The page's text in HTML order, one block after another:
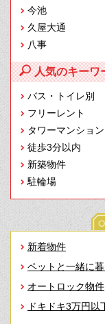
今池
久屋大通
八事
人気のキーワ
バス・トイレ別
フリーレント
タワーマンション
徒歩3分以内
新築物件
駐輪場
新着物件
ペットと一緒に
オートロック物件
ドキドキ3万円以